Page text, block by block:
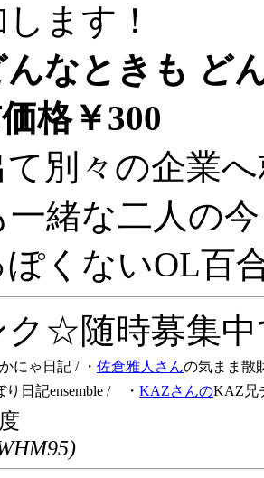
ます！
んなときも ど
格￥300
て別々の企業
一緒な二人の
ぽくないOL百
ク☆随時募集
にゃ日記 / ・ 佐倉雅人さんの気まま散
り日記ensemble / ・ KAZさんのKAZ兄